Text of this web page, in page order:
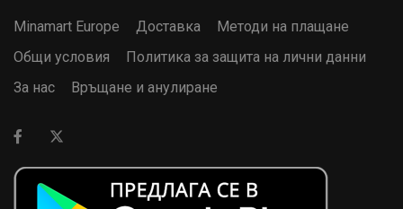
Minamart Europe Доставка
Методи на плащане
Общи условия
Политика за защита на лични данни
За нас
Връщане и анулиране